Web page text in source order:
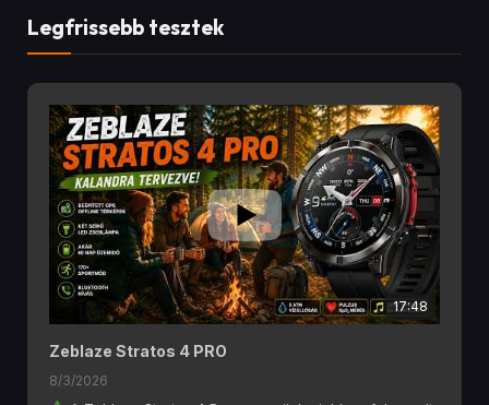
Legfrissebb tesztek
17:48
Zeblaze Stratos 4 PRO
8/3/2026